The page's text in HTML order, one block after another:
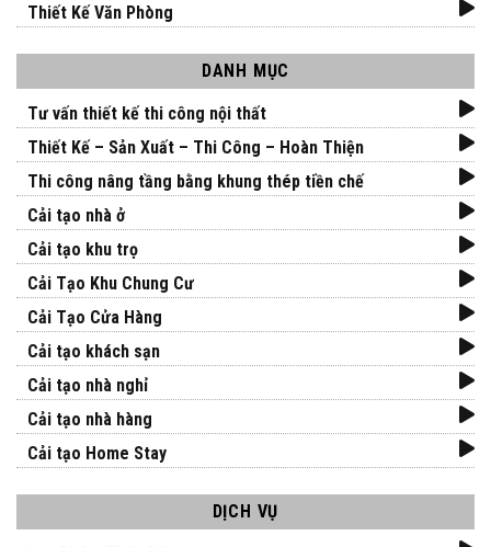
Thiết Kế Văn Phòng
DANH MỤC
Tư vấn thiết kế thi công nội thất
Thiết Kế – Sản Xuất – Thi Công – Hoàn Thiện
Thi công nâng tầng bằng khung thép tiền chế
Cải tạo nhà ở
Cải tạo khu trọ
Cải Tạo Khu Chung Cư
Cải Tạo Cửa Hàng
Cải tạo khách sạn
Cải tạo nhà nghỉ
Cải tạo nhà hàng
Cải tạo Home Stay
DỊCH VỤ